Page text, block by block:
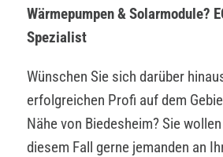
Wärmepumpen & Solarmodule?
Spezialist
Wünschen Sie sich darüber
erfolgreichen Profi auf dem
Nähe von Biedesheim? Sie
diesem Fall gerne jemanden an